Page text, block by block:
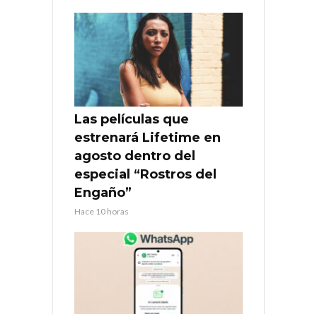
Las películas que
estrenará Lifetime en
agosto dentro del
especial “Rostros del
Engaño”
Hace 10 horas